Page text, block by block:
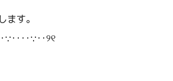
ます。